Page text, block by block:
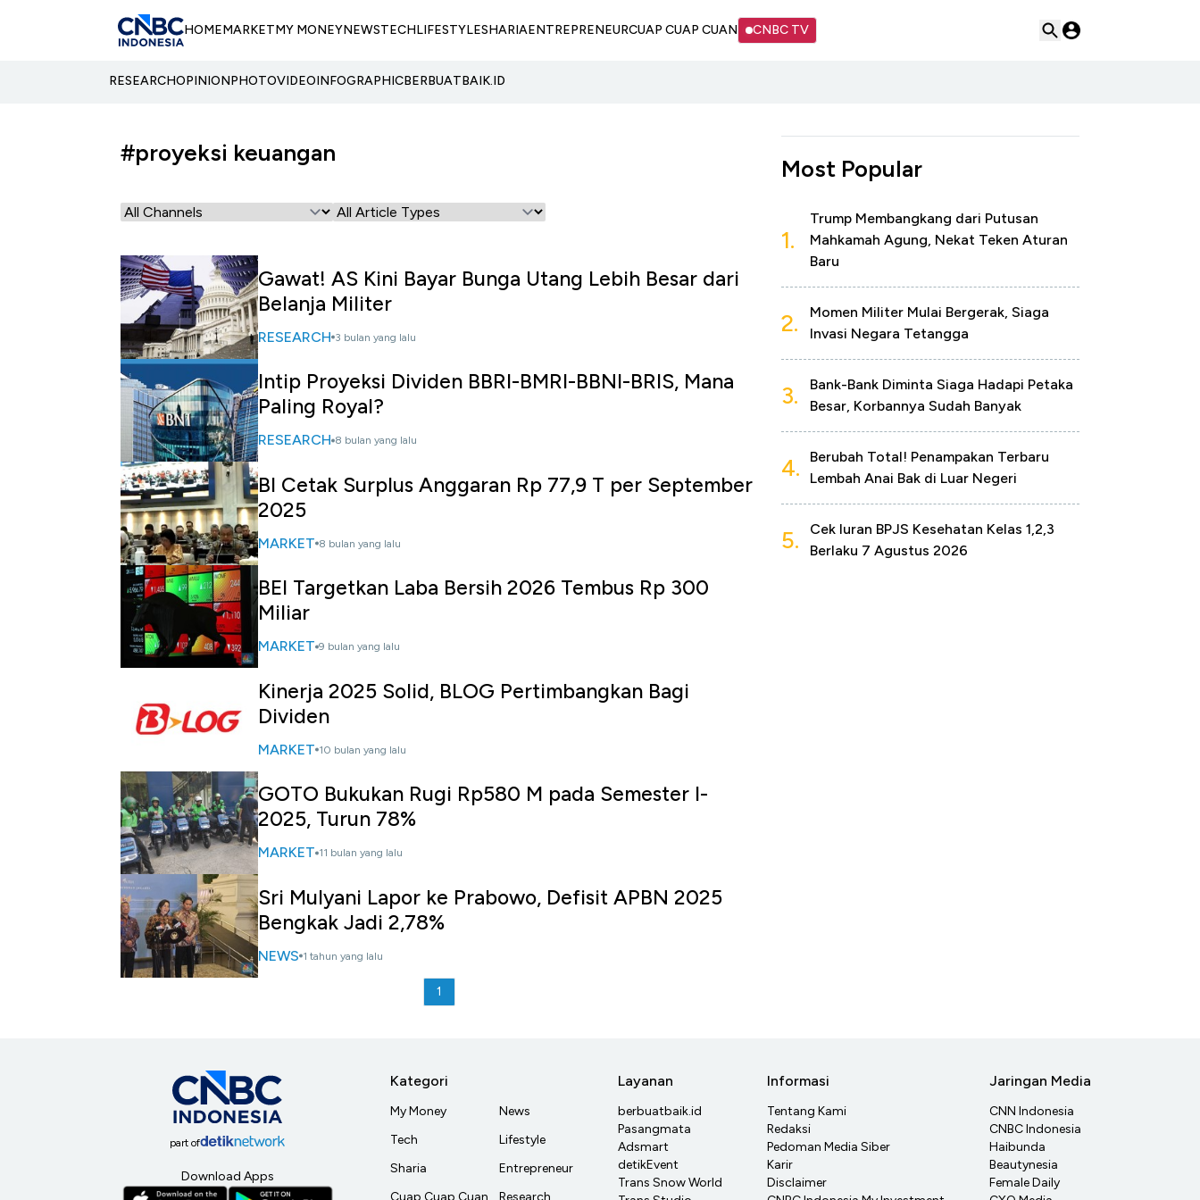
HOMEMARKETMY MONEYNEWSTECHLIFESTYLESHARIAENTREPRENEURCUAP CUAP CUAN CNBC TV
RESEARCHOPINIONPHOTOVIDEOINFOGRAPHICBERBUATBAIK.ID
#proyeksi keuangan
Gawat! AS Kini Bayar Bunga Utang Lebih Besar dari
Belanja Militer
RESEARCH 3 bulan yang lalu
Intip Proyeksi Dividen BBRI-BMRI-BBNI-BRIS, Mana
Paling Royal?
RESEARCH 8 bulan yang lalu
BI Cetak Surplus Anggaran Rp 77,9 T per September
2025
MARKET 8 bulan yang lalu
BEI Targetkan Laba Bersih 2026 Tembus Rp 300
Miliar
MARKET 9 bulan yang lalu
Kinerja 2025 Solid, BLOG Pertimbangkan Bagi
Dividen
MARKET 10 bulan yang lalu
GOTO Bukukan Rugi Rp580 M pada Semester I-
2025, Turun 78%
MARKET 11 bulan yang lalu
Sri Mulyani Lapor ke Prabowo, Defisit APBN 2025
Bengkak Jadi 2,78%
NEWS 1 tahun yang lalu
1
Most Popular
1.
Trump Membangkang dari Putusan
Mahkamah Agung, Nekat Teken Aturan
Baru
2.
Momen Militer Mulai Bergerak, Siaga
Invasi Negara Tetangga
3.
Bank-Bank Diminta Siaga Hadapi Petaka
Besar, Korbannya Sudah Banyak
4.
Berubah Total! Penampakan Terbaru
Lembah Anai Bak di Luar Negeri
5.
Cek Iuran BPJS Kesehatan Kelas 1,2,3
Berlaku 7 Agustus 2026
part of
Download Apps
Kategori
My Money
Tech
Sharia
Cuap Cuap Cuan
News
Lifestyle
Entrepreneur
Research
Layanan
berbuatbaik.id
Pasangmata
Adsmart
detikEvent
Trans Snow World
Informasi
Tentang Kami
Redaksi
Pedoman Media Siber
Karir
Disclaimer
Jaringan Media
CNN Indonesia
CNBC Indonesia
Haibunda
Beautynesia
Female Daily